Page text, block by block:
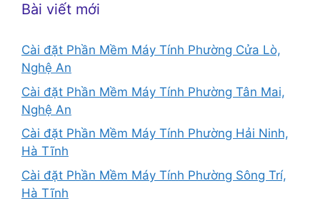
Bài viết mới
Cài đặt Phần Mềm Máy Tính Phường Cửa Lò,
Nghệ An
Cài đặt Phần Mềm Máy Tính Phường Tân Mai,
Nghệ An
Cài đặt Phần Mềm Máy Tính Phường Hải Ninh,
Hà Tĩnh
Cài đặt Phần Mềm Máy Tính Phường Sông Trí,
Hà Tĩnh